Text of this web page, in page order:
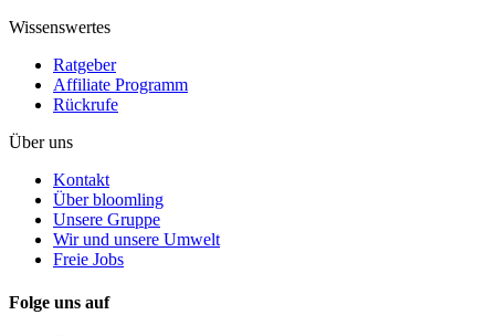
Wissenswertes
Ratgeber
Affiliate Programm
Rückrufe
Über uns
Kontakt
Über bloomling
Unsere Gruppe
Wir und unsere Umwelt
Freie Jobs
Folge uns auf